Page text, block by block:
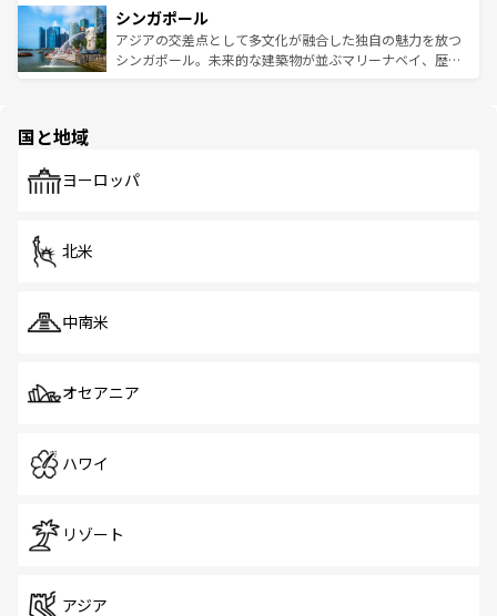
参照してほしい。
激する。気候は一年中温暖で、どの季節にも異なる楽しみ
が待っている。親しみやすいタイの人々、仏教を中心とし
た文化、そして多様な観光資源が、訪れる旅人を魅了し続
み、どこを訪れても感動するはず。観光スポットが密集し
ており、効率よく見どころを回れるのも魅力。息をのむよ
うな絶景から文化的な体験まで、香港を存分に楽しみ尽く
シンガポール
アジアの交差点として多文化が融合した独自の魅力を放つ
シンガポール。未来的な建築物が並ぶマリーナベイ、歴史
で、ホーカーズは地元の風情を楽しめる外せないスポット
国と地域
ヨーロッパ
北米
中南米
オセアニア
ハワイ
リゾート
アジア